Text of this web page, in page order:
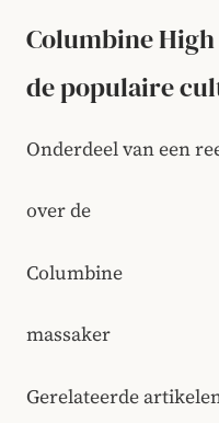
Columbine
de populaire
Onderdeel van een
over de
Columbine
massaker
Gerelateerde